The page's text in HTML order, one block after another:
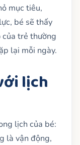
mục tiêu,
bé sẽ thấy
của trẻ thường
lại mỗi ngày.
lịch
lịch của bé:
là vận động,